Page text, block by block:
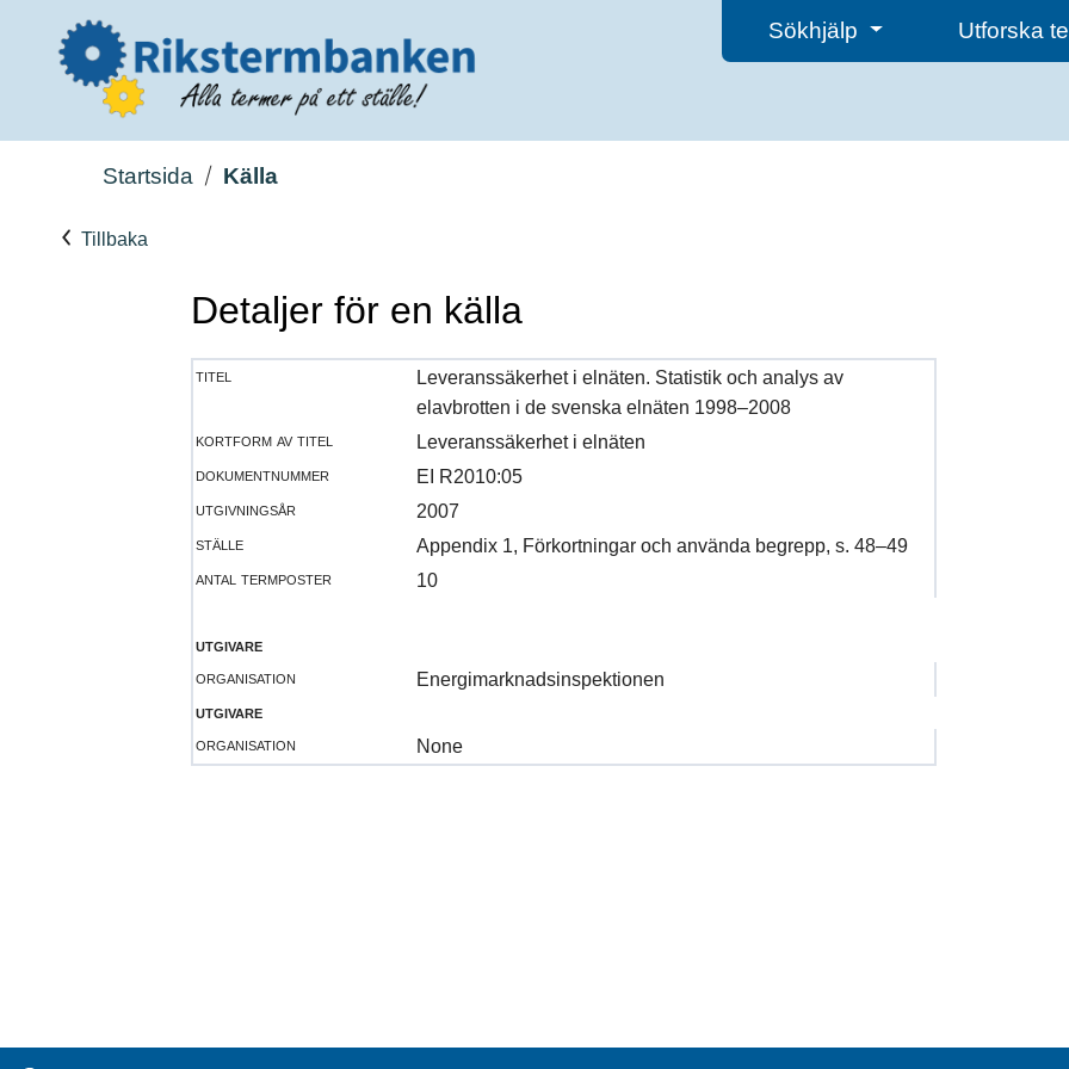
Sökhjälp Utforska
Startsida Källa
Tillbaka
Detaljer för en källa
titel
Leveranssäkerhet i elnäten. Statistik och analys av
elavbrotten i de svenska elnäten 1998–2008
kortform av titel
Leveranssäkerhet i elnäten
dokumentnummer
EI R2010:05
utgivningsår
2007
ställe
Appendix 1, Förkortningar och använda begrepp, s. 48–49
antal termposter
10
utgivare
organisation
Energimarknadsinspektionen
utgivare
organisation
None